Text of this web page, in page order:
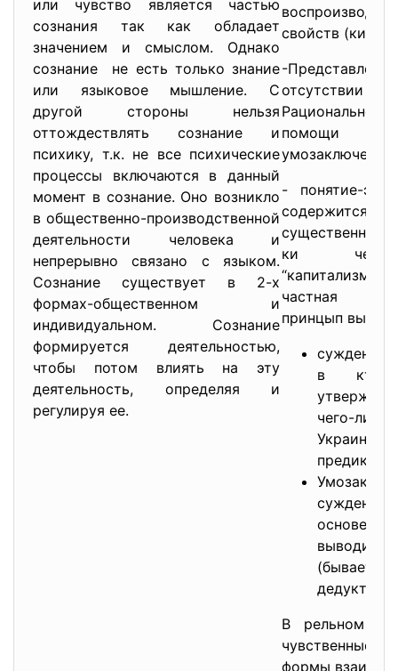
или чувство является частью
сознания так как обладает
значением и смыслом. Однако
сознание не есть только знание
или языковое мышление. С
другой стороны нельзя
оттождествлять сознание и
психику, т.к. не все психические
процессы включаются в данный
момент в сознание. Оно возникло
в общественно-производственной
деятельности человека и
непрерывно связано с языком.
Сознание существует в 2-х
формах-общественном и
индивидуальном. Сознание
формируется деятельностью,
чтобы потом влиять на эту
деятельность, определяя и
регулируя ее.
свойств
-
помощи
- понятие-это
ки чего-
“капитализм”-
частная
принцып
суждение-
в
чего-
предикат))
основе
(бывает
В рельном
чувственные
формы